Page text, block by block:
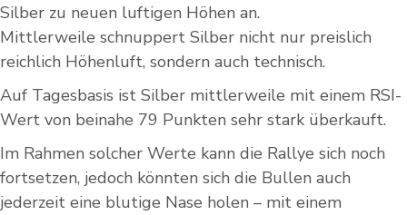
Silber zu neuen luftigen Höhen an.
Mittlerweile schnuppert Silber nicht nur preislich
reichlich Höhenluft, sondern auch technisch.
Auf Tagesbasis ist Silber mittlerweile mit einem RSI-
Wert von beinahe 79 Punkten sehr stark überkauft.
Im Rahmen solcher Werte kann die Rallye sich noch
fortsetzen, jedoch könnten sich die Bullen auch
jederzeit eine blutige Nase holen – mit einem